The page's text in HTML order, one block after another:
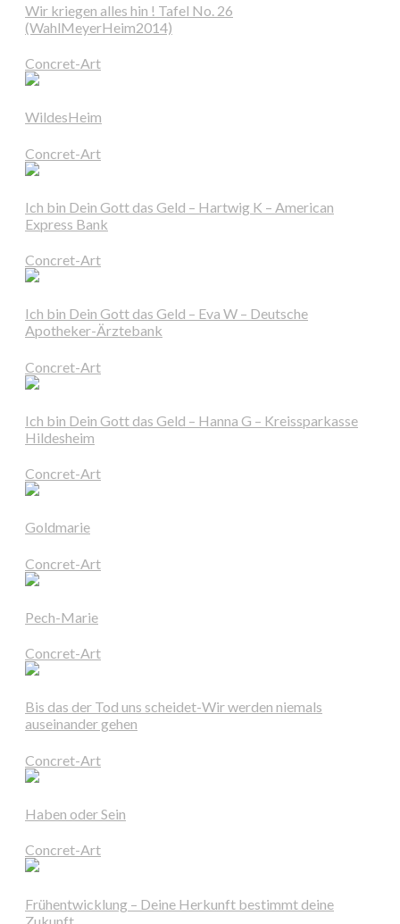
Wir kriegen alles hin ! Tafel No. 26
(WahlMeyerHeim2014)
Concret-Art
WildesHeim
Concret-Art
Ich bin Dein Gott das Geld – Hartwig K – American
Express Bank
Concret-Art
Ich bin Dein Gott das Geld – Eva W – Deutsche
Apotheker-Ärztebank
Concret-Art
Ich bin Dein Gott das Geld – Hanna G – Kreissparkasse
Hildesheim
Concret-Art
Goldmarie
Concret-Art
Pech-Marie
Concret-Art
Bis das der Tod uns scheidet-Wir werden niemals
auseinander gehen
Concret-Art
Haben oder Sein
Concret-Art
Frühentwicklung – Deine Herkunft bestimmt deine
Zukunft